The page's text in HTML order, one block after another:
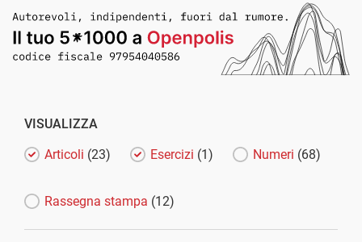
VISUALIZZA
Articoli (23) Esercizi (1) Numeri (68)
Rassegna stampa (12)